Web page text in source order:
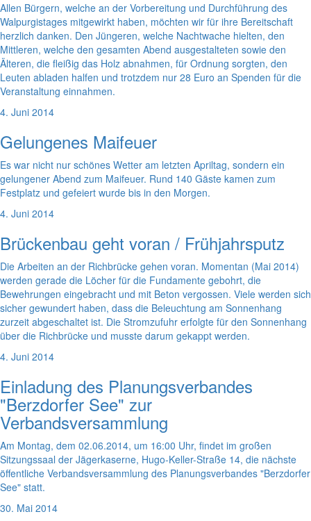
Allen Bürgern, welche an der Vorbereitung und Durchführung des
Walpurgistages mitgewirkt haben, möchten wir für ihre Bereitschaft
herzlich danken. Den Jüngeren, welche Nachtwache hielten, den
Mittleren, welche den gesamten Abend ausgestalteten sowie den
Älteren, die fleißig das Holz abnahmen, für Ordnung sorgten, den
Leuten abladen halfen und trotzdem nur 28 Euro an Spenden für die
Veranstaltung einnahmen.
4. Juni 2014
Gelungenes Maifeuer
Es war nicht nur schönes Wetter am letzten Apriltag, sondern ein
gelungener Abend zum Maifeuer. Rund 140 Gäste kamen zum
Festplatz und gefeiert wurde bis in den Morgen.
4. Juni 2014
Brückenbau geht voran / Frühjahrsputz
Die Arbeiten an der Richbrücke gehen voran. Momentan (Mai 2014)
werden gerade die Löcher für die Fundamente gebohrt, die
Bewehrungen eingebracht und mit Beton vergossen. Viele werden sich
sicher gewundert haben, dass die Beleuchtung am Sonnenhang
zurzeit abgeschaltet ist. Die Stromzufuhr erfolgte für den Sonnenhang
über die Richbrücke und musste darum gekappt werden.
4. Juni 2014
Einladung des Planungsverbandes
"Berzdorfer See" zur
Verbandsversammlung
Am Montag, dem 02.06.2014, um 16:00 Uhr, findet im großen
Sitzungssaal der Jägerkaserne, Hugo-Keller-Straße 14, die nächste
öffentliche Verbandsversammlung des Planungsverbandes "Berzdorfer
See" statt.
30. Mai 2014